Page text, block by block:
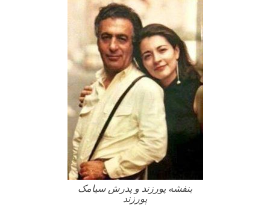
بنفشه پورزند و پدرش سیامک
پورزند